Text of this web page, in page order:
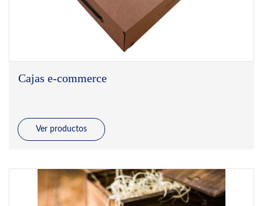
Cajas e-commerce
Ver productos